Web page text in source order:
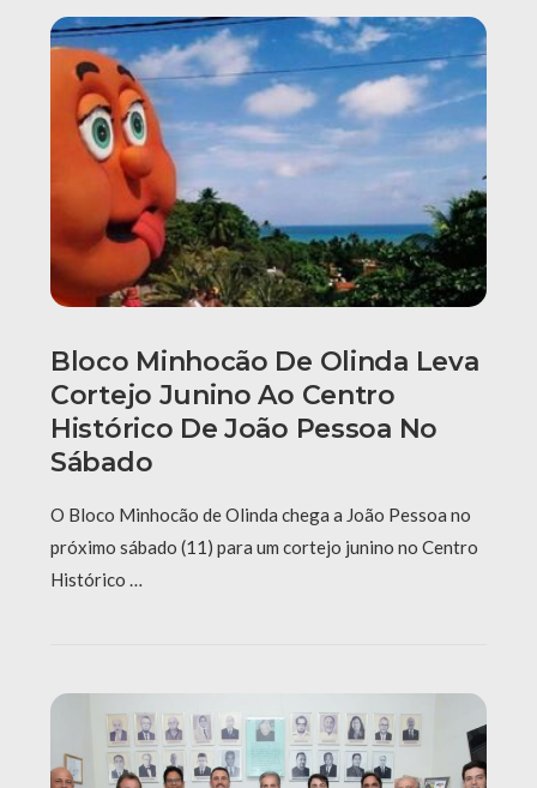
Bloco Minhocão De Olinda Leva
Cortejo Junino Ao Centro
Histórico De João Pessoa No
Sábado
O Bloco Minhocão de Olinda chega a João Pessoa no
próximo sábado (11) para um cortejo junino no Centro
Histórico …